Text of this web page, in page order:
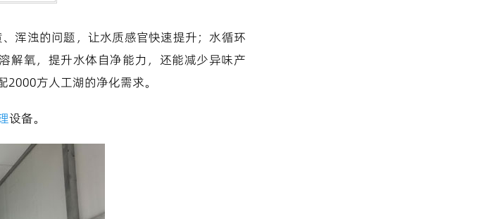
浑浊的问题，让水质感官快速提升；水循环
解氧，提升水体自净能力，还能减少异味产
方人工湖的净化需求。
设备。